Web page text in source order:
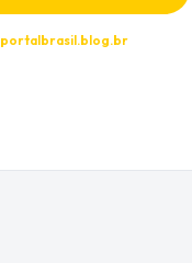
portalbrasil.blog.br